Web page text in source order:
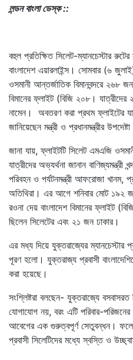
লন্ডন বাংলা ডেস্ক ::
বহুল প্রতিক্ষিত সিলেট-ম্যানচেস্টার
বাংলাদেশ এয়ারলাইন্স। সোমবার (৬
ওসমানী আন্তর্জাতিক বিমানবন্দরে ২৬৮
বিমানের ফ্লাইট (বিজি ২০৮।
নামেন। অবতরণ করা প্রথম ফ্লাইটের
জানিয়েছেন মন্ত্রী ও প্রধানমন্ত্রীর
জানা যায়, ফ্লাইটটি সিলেট এমএজি
যাত্রীদের অভ্যর্থনা জানান বাণিজ্যমন্ত্রী
পরিবহন ও পর্যটনমন্ত্রী আফরোজা খানম,
অতিথিরা। এর আগে শনিবার মোট ১৯২ জন
রওনা দেয় বাংলাদেশ বিমানের ফ্লাইট
ছিলেন সিলেটের এবং ২১ জন ঢাকার।
এর মধ্য দিয়ে যুক্তরাজ্যের ম্যানচেস্টার
পূরণ হলো। যুক্তরাজ্য প্রবাসী
করা হয়েছে।
সংশ্লিষ্টরা বলছেন- যুক্তরাজ্যে
যোগাযোগ নয়, বরং এটি পরিবার-
আবেগের এক গুরুত্বপূর্ণ সেতুবন্ধন। ফলে
প্রবাসী সিলেটিদের মধ্যে স্বস্তি ও